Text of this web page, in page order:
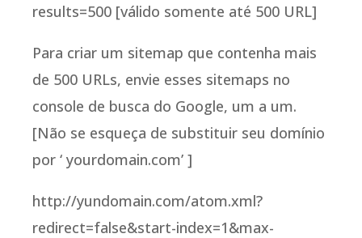
results=500 [válido somente até 500 URL]
Para criar um sitemap que contenha mais
de 500 URLs, envie esses sitemaps no
console de busca do Google, um a um.
[Não se esqueça de substituir seu domínio
por ‘ yourdomain.com’ ]
http://yundomain.com/atom.xml?
redirect=false&start-index=1&max-